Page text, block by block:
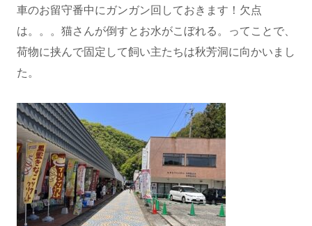
車のお留守番中にガンガン回しておきます！欠点
は。。。猫さんが倒すとお水がこぼれる。ってことで、
荷物に挟んで固定して飼い主たちは秋芳洞に向かいまし
た。